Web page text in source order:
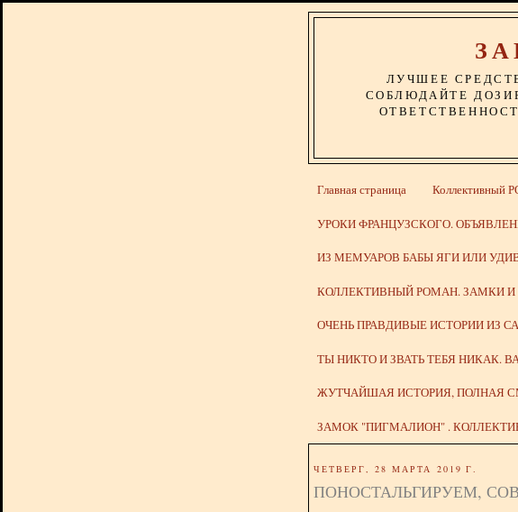
ЛУЧШЕЕ
СОБЛЮДАЙТЕ
Главная страница
УРОКИ ФРАНЦУЗСКОГО.
ИЗ МЕМУАРОВ БАБЫ ЯГИ ИЛИ
КОЛЛЕКТИВНЫЙ РОМАН. ЗАМКИ И
ОЧЕНЬ ПРАВДИВЫЕ ИСТОРИИ ИЗ
ТЫ НИКТО И ЗВАТЬ ТЕБЯ НИКАК.
ЖУТЧАЙШАЯ ИСТОРИЯ, ПОЛНАЯ
ЗАМОК "ПИГМАЛИОН" .
ЧЕТВЕРГ, 28 МАРТА 2019 Г.
ПОНОСТАЛЬГИРУЕМ,